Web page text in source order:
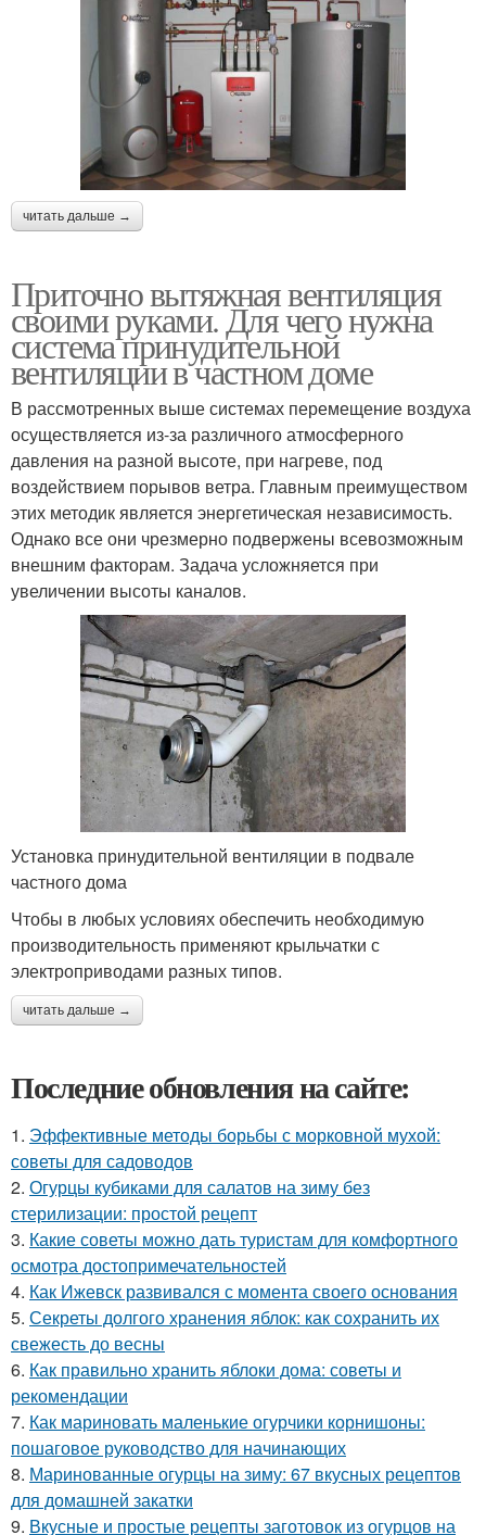
читать дальше →
Приточно вытяжная вентиляция
своими руками. Для чего нужна
система принудительной
вентиляции в частном доме
В рассмотренных выше системах перемещение воздуха
осуществляется из-за различного атмосферного
давления на разной высоте, при нагреве, под
воздействием порывов ветра. Главным преимуществом
этих методик является энергетическая независимость.
Однако все они чрезмерно подвержены всевозможным
внешним факторам. Задача усложняется при
увеличении высоты каналов.
Установка принудительной вентиляции в подвале
частного дома
Чтобы в любых условиях обеспечить необходимую
производительность применяют крыльчатки с
электроприводами разных типов.
читать дальше →
Последние обновления на сайте:
1. Эффективные методы борьбы с морковной мухой:
советы для садоводов
2. Огурцы кубиками для салатов на зиму без
стерилизации: простой рецепт
3. Какие советы можно дать туристам для комфортного
осмотра достопримечательностей
4. Как Ижевск развивался с момента своего основания
5. Секреты долгого хранения яблок: как сохранить их
свежесть до весны
6. Как правильно хранить яблоки дома: советы и
рекомендации
7. Как мариновать маленькие огурчики корнишоны:
пошаговое руководство для начинающих
8. Маринованные огурцы на зиму: 67 вкусных рецептов
для домашней закатки
9. Вкусные и простые рецепты заготовок из огурцов на